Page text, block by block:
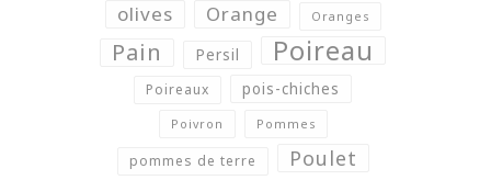
olives Orange Oranges
Pain Persil Poireau
Poireaux pois-chiches
Poivron Pommes
pommes de terre Poulet